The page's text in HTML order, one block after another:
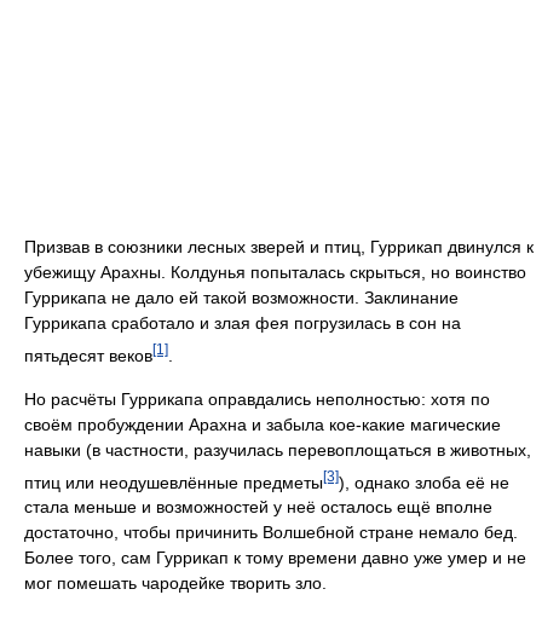
Призвав в союзники лесных зверей и птиц, Гуррикап двинулся к
убежищу Арахны. Колдунья попыталась скрыться, но воинство
Гуррикапа не дало ей такой возможности. Заклинание
Гуррикапа сработало и злая фея погрузилась в сон на
пятьдесят веков[1]
Но расчёты Гуррикапа оправдались неполностью: хотя по
своём пробуждении Арахна и забыла кое-какие магические
навыки (в частности, разучилась перевоплощаться в животных,
птиц или неодушевлённые предметы[3]), однако злоба её не
стала меньше и возможностей у неё осталось ещё вполне
достаточно, чтобы причинить Волшебной стране немало бед.
Более того, сам Гуррикап к тому времени давно уже умер и не
мог помешать чародейке творить зло.